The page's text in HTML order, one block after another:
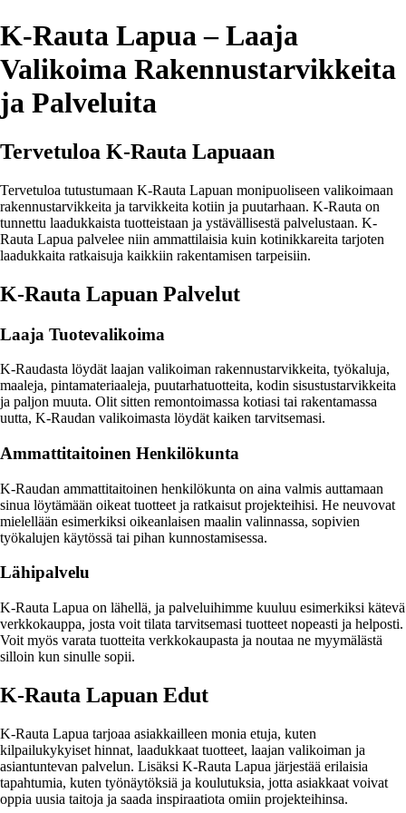
K-Rauta Lapua – Laaja
Valikoima Rakennustarvikkeita
ja Palveluita
Tervetuloa K-Rauta Lapuaan
Tervetuloa tutustumaan K-Rauta Lapuan monipuoliseen valikoimaan
rakennustarvikkeita ja tarvikkeita kotiin ja puutarhaan. K-Rauta on
tunnettu laadukkaista tuotteistaan ja ystävällisestä palvelustaan. K-
Rauta Lapua palvelee niin ammattilaisia kuin kotinikkareita tarjoten
laadukkaita ratkaisuja kaikkiin rakentamisen tarpeisiin.
K-Rauta Lapuan Palvelut
Laaja Tuotevalikoima
K-Raudasta löydät laajan valikoiman rakennustarvikkeita, työkaluja,
maaleja, pintamateriaaleja, puutarhatuotteita, kodin sisustustarvikkeita
ja paljon muuta. Olit sitten remontoimassa kotiasi tai rakentamassa
uutta, K-Raudan valikoimasta löydät kaiken tarvitsemasi.
Ammattitaitoinen Henkilökunta
K-Raudan ammattitaitoinen henkilökunta on aina valmis auttamaan
sinua löytämään oikeat tuotteet ja ratkaisut projekteihisi. He neuvovat
mielellään esimerkiksi oikeanlaisen maalin valinnassa, sopivien
työkalujen käytössä tai pihan kunnostamisessa.
Lähipalvelu
K-Rauta Lapua on lähellä, ja palveluihimme kuuluu esimerkiksi kätevä
verkkokauppa, josta voit tilata tarvitsemasi tuotteet nopeasti ja helposti.
Voit myös varata tuotteita verkkokaupasta ja noutaa ne myymälästä
silloin kun sinulle sopii.
K-Rauta Lapuan Edut
K-Rauta Lapua tarjoaa asiakkailleen monia etuja, kuten
kilpailukykyiset hinnat, laadukkaat tuotteet, laajan valikoiman ja
asiantuntevan palvelun. Lisäksi K-Rauta Lapua järjestää erilaisia
tapahtumia, kuten työnäytöksiä ja koulutuksia, jotta asiakkaat voivat
oppia uusia taitoja ja saada inspiraatiota omiin projekteihinsa.